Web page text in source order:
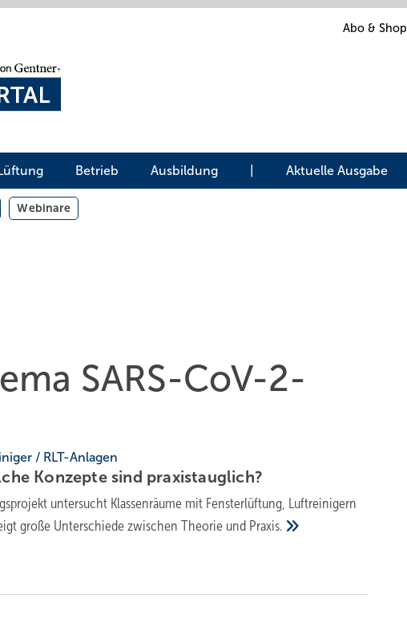
Abo & Shop
Betrieb Ausbildung Aktuelle Ausgabe
Webinare
SARS-CoV-2-
/ RLT-Anlagen
Konzepte sind praxistauglich?
untersucht Klassenräume mit Fensterlüftung, Luftreinigern
große Unterschiede zwischen Theorie und Praxis.